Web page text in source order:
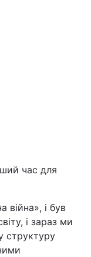
час для
війна», і був
і зараз ми
структуру